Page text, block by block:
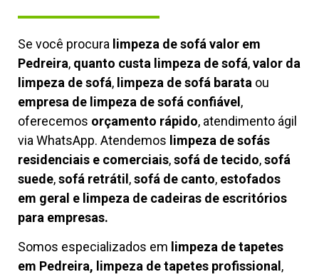
Se você procura limpeza de sofá valor em
Pedreira, quanto custa limpeza de sofá,valor da
limpeza de sofá, limpeza de sofá barata ou
empresa de limpeza de sofá confiável,
oferecemos orçamento rápido, atendimento ágil
via WhatsApp. Atendemos limpeza desofás
residenciais e comerciais,sofá de tecido,sofá
suede,sofá retrátil,sofá de canto, estofados
em geral e limpeza de cadeiras de escritórios
para empresas.
Somos especializados em limpeza de tapetes
em Pedreira, limpeza de tapetes profissional ,